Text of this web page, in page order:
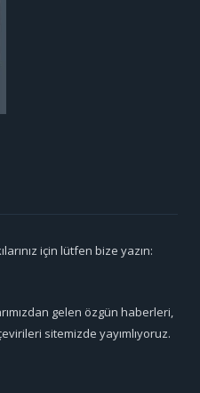
için lütfen bize yazın:
gelen özgün haberleri,
sitemizde yayımlıyoruz.